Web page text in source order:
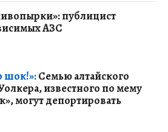
публицист
АЗС
шок!»:Семью алтайского
известного по мему
могут депортировать